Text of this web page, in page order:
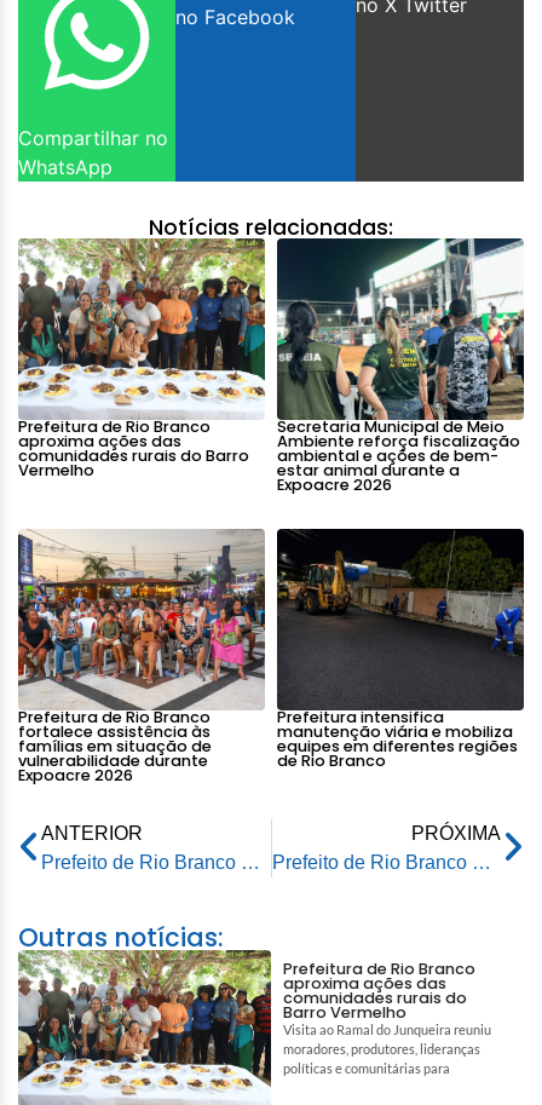
Compartilhar no
WhatsApp
no Facebook
no X Twitter
Notícias relacionadas:
Prefeitura de Rio Branco
aproxima ações das
comunidades rurais do Barro
Vermelho
Secretaria Municipal de Meio
Ambiente reforça fiscalização
ambiental e ações de bem-
estar animal durante a
Expoacre 2026
Prefeitura de Rio Branco
fortalece assistência às
famílias em situação de
vulnerabilidade durante
Expoacre 2026
Prefeitura intensifica
manutenção viária e mobiliza
equipes em diferentes regiões
de Rio Branco
ANTERIOR
Prefeito de Rio Branco acompanha lançamento da primeira aeronave não tripulada do Estado
PRÓXIMA
Prefeito de Rio Branco acompanha lançamento da primeira aeronave não tripulada do Estado
Outras notícias:
Prefeitura de Rio Branco
aproxima ações das
comunidades rurais do
Barro Vermelho
Visita ao Ramal do Junqueira reuniu
moradores, produtores, lideranças
políticas e comunitárias para